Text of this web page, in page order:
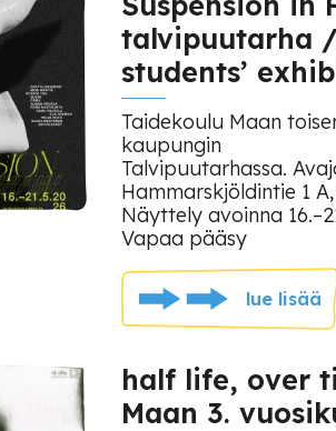
talvipuutarha
students’
Taidekoulu Maan
kaupungin
Talvipuutarhassa.
Hammarskjöldintie 1
Näyttely avoinna
Vapaa pääsy
lue lisää
half life, over
Maan 3.